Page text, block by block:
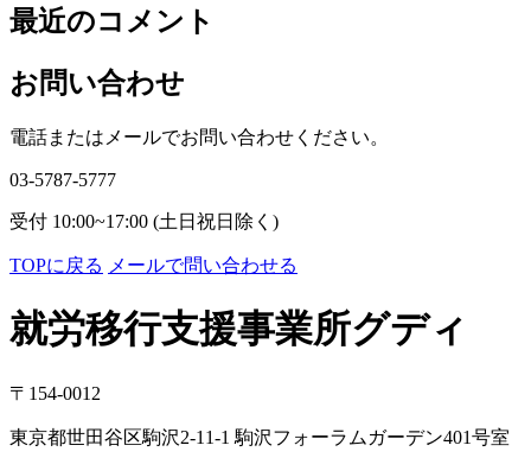
カ
イ
ブ
最近のコメント
お問い合わせ
電話またはメールでお問い合わせください。
03-5787-5777
受付 10:00~17:00 (土日祝日除く)
TOPに戻る メールで問い合わせる
就労移行支援事業所グディ
〒154-0012
東京都世田谷区駒沢2-11-1 駒沢フォーラムガーデン401号室